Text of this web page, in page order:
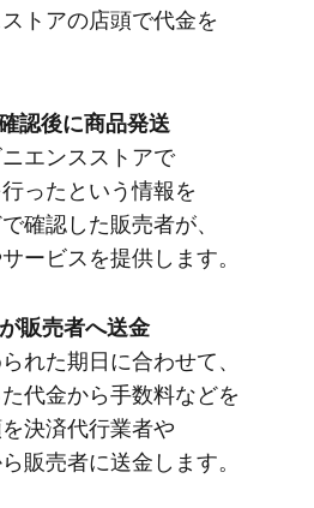
トアの​店頭で​代金を​
認後に​商品発送
エンスストアで​
ったと​いう​情報を​
確認した​販売者が、​
ービスを​提供します。
販売者へ​送金
れた​期日に​合わせて、​
代金から​手数料などを​
決済代行業者や​
販売者に​送金します。